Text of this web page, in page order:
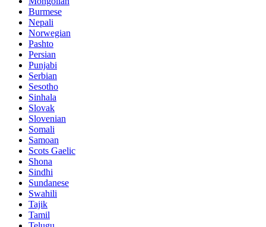
Burmese
Nepali
Norwegian
Pashto
Persian
Punjabi
Serbian
Sesotho
Sinhala
Slovak
Slovenian
Somali
Samoan
Scots Gaelic
Shona
Sindhi
Sundanese
Swahili
Tajik
Tamil